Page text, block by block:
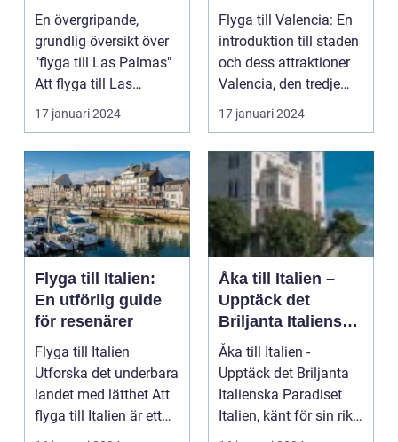
ögruppen
En övergripande,
grundlig översikt över
"flyga till Las Palmas"
Att flyga till Las
Palmas, beläget ...
17 januari 2024
med sin rika
historia och kultur
Flyga till Valencia: En
introduktion till staden
och dess attraktioner
Valencia, den tredje
största...
17 januari 2024
Flyga till Italien:
En utförlig guide
för resenärer
Flyga till Italien
Utforska det underbara
landet med lätthet Att
flyga till Italien är ett
fantast...
Åka till Italien –
Upptäck det
Briljanta Italienska
Paradiset
Åka till Italien -
Upptäck det Briljanta
Italienska Paradiset
Italien, känt för sin rika
historia, ...